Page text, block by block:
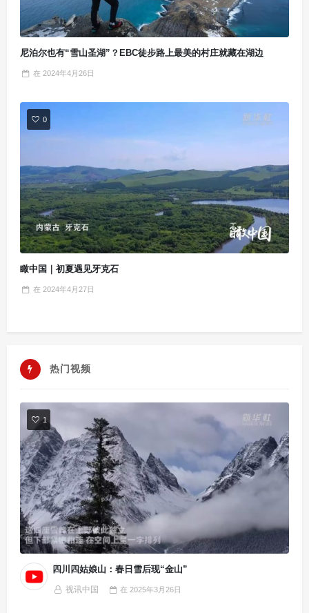
尼泊尔也有“雪山圣湖”？EBC徒步路上最美的村庄就藏在湖边
在 2024年4月26日
0
瞰中国｜初夏遇见牙克石
在 2024年4月27日
热门视频
1
四川四姑娘山：春日雪后现“金山”
视讯中国 在 2025年3月26日